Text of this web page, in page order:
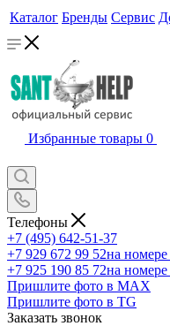
Каталог Бренды Сервис
Избранные товары 0
Телефоны
+7 (495) 642-51-37
+7 929 672 99 52на номере
+7 925 190 85 72на номере
Пришлите фото в MAX
Пришлите фото в TG
Заказать звонок